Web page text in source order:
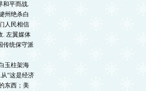
和平而战.
州绝杀白
人民相信
. 左翼媒体
传统保守派
玉柱架海
“这是经济
东西；美